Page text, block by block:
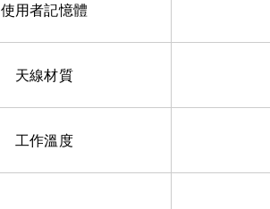
使用者記憶體
天線材質
工作溫度